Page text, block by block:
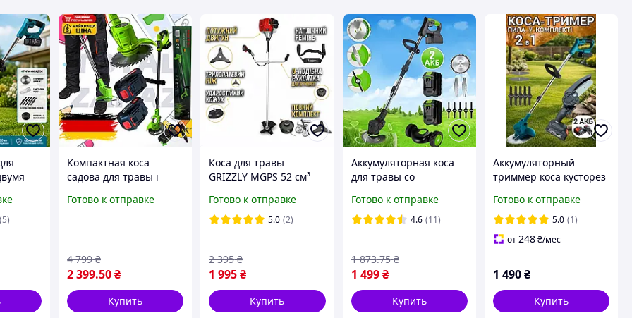
(5)
Компактная коса
садова для травы і
ручной электрический
Готово к отправке
2 399.50₴
4 799 ₴
Купить
Коса для травы
GRIZZLY MGPS 52 см³
для скашивания травы
бензиновая косилка 2-
Готово к отправке
5.0 (2)
1 995₴
2 395 ₴
Купить
Аккумуляторная коса
для травы со
SUNSHINE для работ в
саду 2АКБ 8 ножей
Готово к отправке
4.6 (11)
1 499 ₴
1 873.75 ₴
Купить
Аккумуляторный
триммер коса кусторез
кустов и веток с пылью
в коплекте
Готово к отправке
5.0 (1)
от248₴/мес
1 490₴
Купить